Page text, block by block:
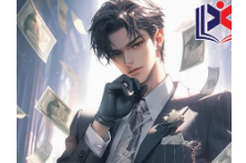
Vô Sỉ
Điềm Đạm